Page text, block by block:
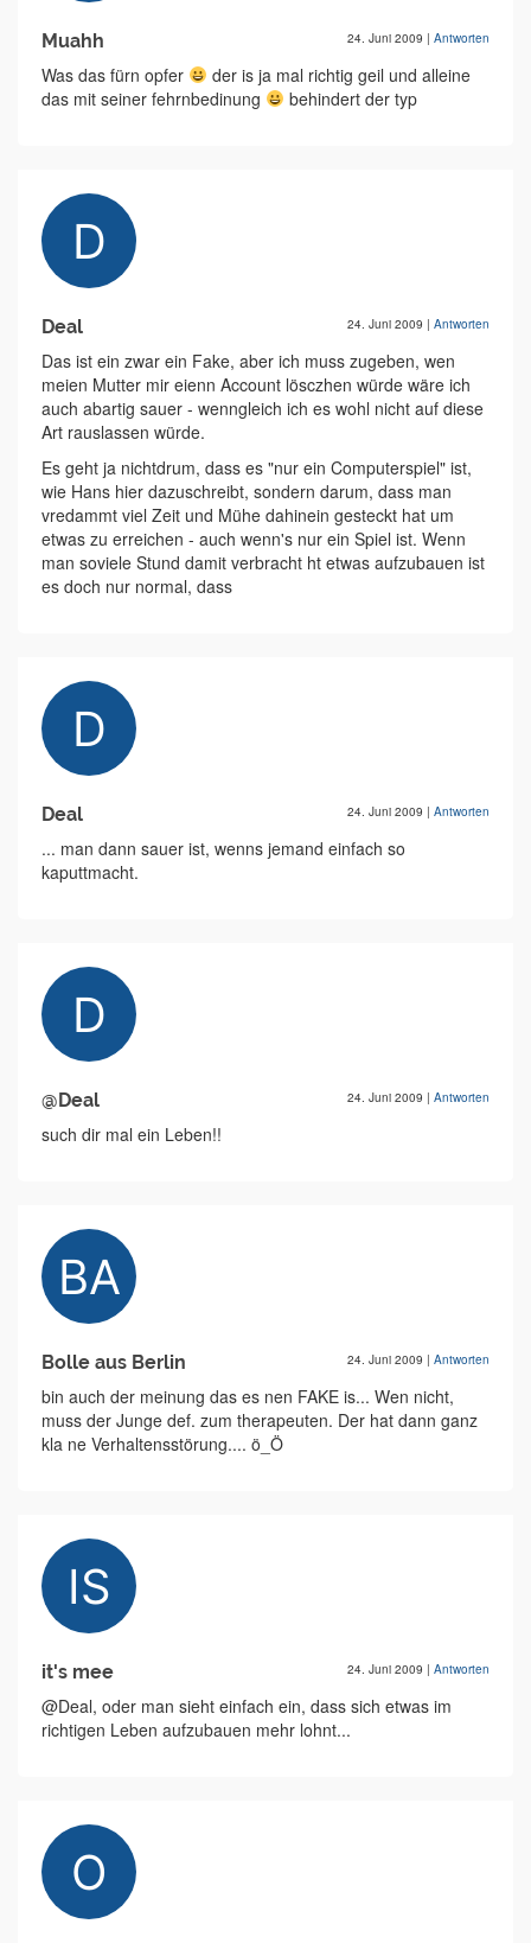
Muahh 24. Juni 2009 | Antworten
Was das fürn opfer
der is ja mal richtig geil und alleine
das mit seiner fehrnbedinung
behindert der typ
Deal 24. Juni 2009 | Antworten
Das ist ein zwar ein Fake, aber ich muss zugeben, wen
meien Mutter mir eienn Account lösczhen würde wäre ich
auch abartig sauer - wenngleich ich es wohl nicht auf diese
Art rauslassen würde.
Es geht ja nichtdrum, dass es "nur ein Computerspiel" ist,
wie Hans hier dazuschreibt, sondern darum, dass man
vredammt viel Zeit und Mühe dahinein gesteckt hat um
etwas zu erreichen - auch wenn's nur ein Spiel ist. Wenn
man soviele Stund damit verbracht ht etwas aufzubauen ist
es doch nur normal, dass
Deal 24. Juni 2009 | Antworten
... man dann sauer ist, wenns jemand einfach so
kaputtmacht.
@Deal 24. Juni 2009 | Antworten
such dir mal ein Leben!!
Bolle aus Berlin 24. Juni 2009 | Antworten
bin auch der meinung das es nen FAKE is... Wen nicht,
muss der Junge def. zum therapeuten. Der hat dann ganz
kla ne Verhaltensstörung.... ö_Ö
it's mee 24. Juni 2009 | Antworten
@Deal, oder man sieht einfach ein, dass sich etwas im
richtigen Leben aufzubauen mehr lohnt...